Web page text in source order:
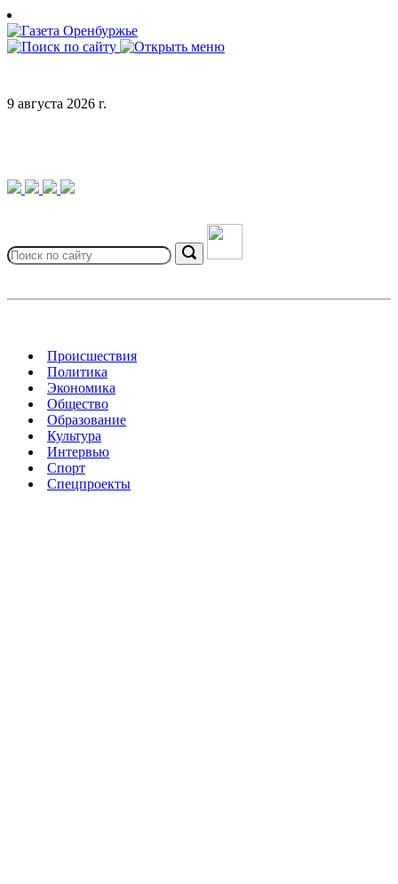
Skip
to
content
9 августа 2026 г.
for:
Search
Происшествия
Политика
Экономика
Общество
Образование
Культура
Интервью
Спорт
Спецпроекты